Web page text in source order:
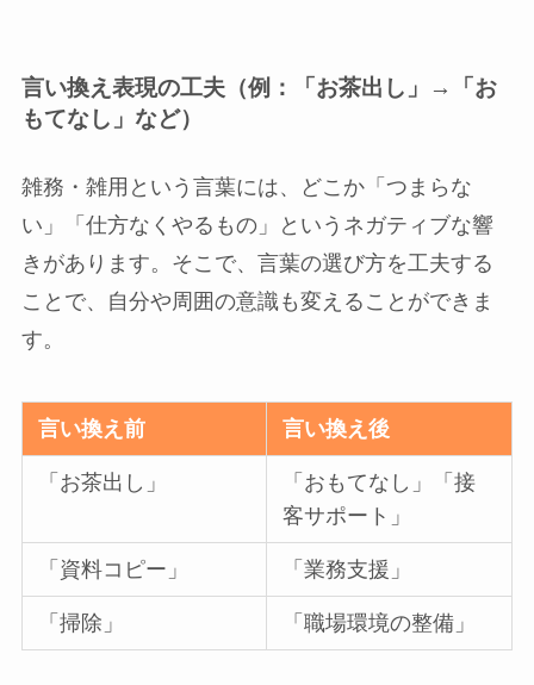
言い換え表現の工夫（例：「お茶出し」→「お
もてなし」など）
雑務・雑用という言葉には、どこか「つまらな
い」「仕方なくやるもの」というネガティブな響
きがあります。そこで、言葉の選び方を工夫する
ことで、自分や周囲の意識も変えることができま
す。
言い換え前 言い換え後
「お茶出し」
「おもてなし」「接
客サポート」
「資料コピー」 「業務支援」
「掃除」 「職場環境の整備」